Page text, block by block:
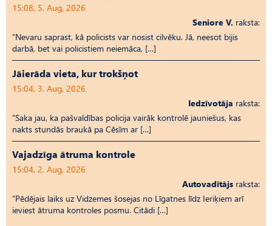
15:08, 5. Aug, 2026
Seniore V. raksta:
“Nevaru saprast, kā policists var nosist cilvēku. Jā, neesot bijis
darbā, bet vai policistiem neiemāca, […]
Jāierāda vieta, kur trokšņot
15:04, 3. Aug, 2026
Iedzīvotāja raksta:
“Saka jau, ka pašvaldības policija vairāk kontrolē jauniešus, kas
nakts stundās braukā pa Cēsīm ar […]
Vajadzīga ātruma kontrole
15:04, 2. Aug, 2026
Autovadītājs raksta:
“Pēdējais laiks uz Vid­ze­mes šosejas no Līgatnes līdz Ieriķiem arī
ieviest ātruma kontroles posmu. Citādi […]